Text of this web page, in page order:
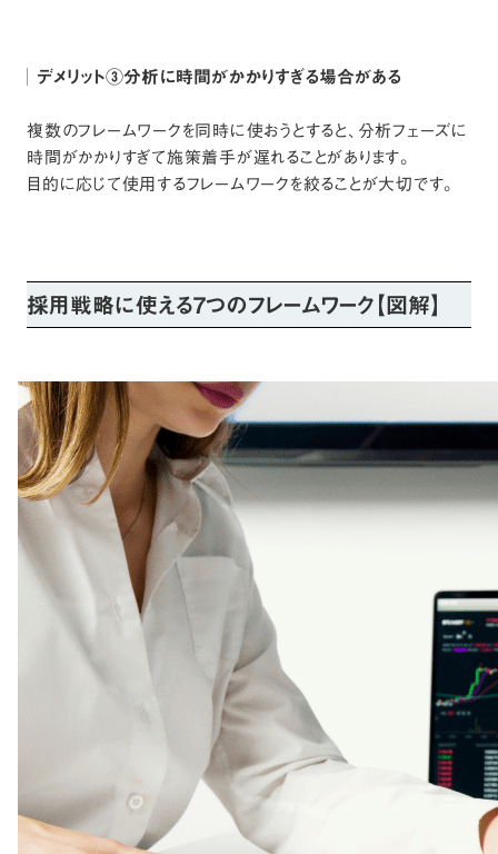
デメリット③分析に時間がかかりすぎる場合がある
複数のフレームワークを同時に使おうとすると、分析フェーズに
時間がかかりすぎて施策着手が遅れることがあります。
目的に応じて使用するフレームワークを絞ることが大切です。
採用戦略に使える7つのフレームワーク【図解】